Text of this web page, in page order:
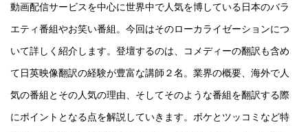
動画配信サービスを中心に世界中で人気を博している日本のバラ
エティ番組やお笑い番組。今回はそのローカライゼーションにつ
いて詳しく紹介します。登壇するのは、コメディーの翻訳も含め
て日英映像翻訳の経験が豊富な講師２名。業界の概要、海外で人
気の番組とその人気の理由、そしてそのような番組を翻訳する際
にポイントとなる点を解説していきます。ボケとツッコミなど特